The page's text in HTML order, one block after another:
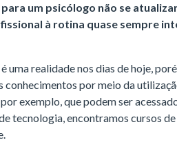
um psicólogo não se
à rotina quase sempre
uma realidade nos dias de hoje,
por meio da
exemplo, que podem ser
tecnologia, encontramos cursos